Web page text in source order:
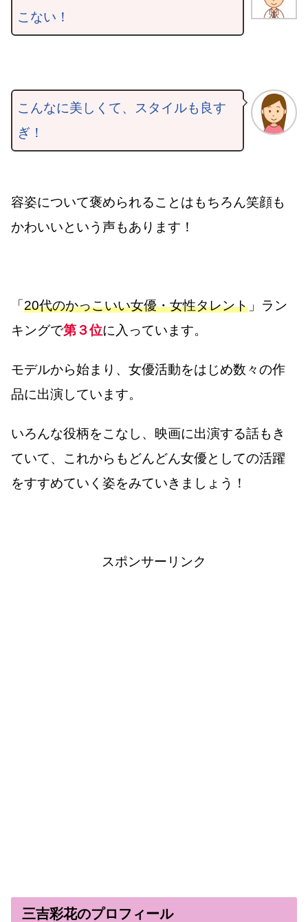
こない！
こんなに美しくて、スタイルも良す
ぎ！
容姿について褒められることはもちろん笑顔も
かわいいという声もあります！
「 20代のかっこいい女優・女性タレント 」ラン
キングで第３位に入っています。
モデルから始まり、女優活動をはじめ数々の作
品に出演しています。
いろんな役柄をこなし、映画に出演する話もき
ていて、これからもどんどん女優としての活躍
をすすめていく姿をみていきましょう！
スポンサーリンク
三吉彩花のプロフィール